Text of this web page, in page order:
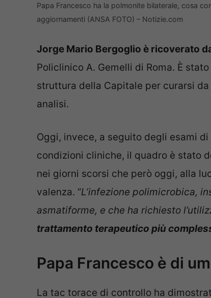
Papa Francesco ha la polmonite bilaterale, cosa
aggiornamenti (ANSA FOTO) – Notizie.com
Jorge Mario Bergoglio è ricoverato
Policlinico A. Gemelli di Roma. È
struttura della Capitale per curarsi
analisi.
Oggi, invece, a seguito degli esami
condizioni cliniche, il quadro è stato
nei giorni scorsi che però oggi, alla
valenza. “L’infezione polimicrobica,
asmatiforme, e che ha richiesto
trattamento terapeutico più
Papa Francesco è di
La tac torace di controllo ha